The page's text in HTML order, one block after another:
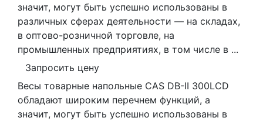
значит, могут быть успешно использованы в
различных сферах деятельности — на складах,
в оптово-розничной торговле, на
промышленных предприятиях, в том числе в ...
Запросить цену
Весы товарные напольные CAS DB-II 300LCD
обладают широким перечнем функций, а
значит, могут быть успешно использованы в